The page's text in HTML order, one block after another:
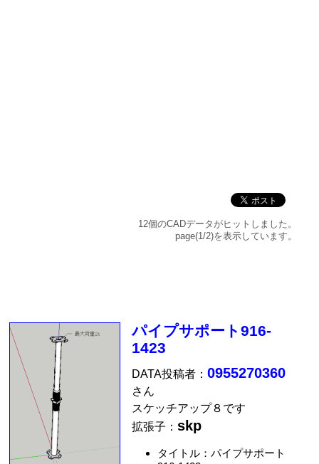
12個のCADデータがヒットしました。
page(1/2)を表示しています。
パイプサポート916-
1423
DATA投稿者：0955270360
さん
スケッチアップ８です
拡張子：skp
タイトル：パイプサポート